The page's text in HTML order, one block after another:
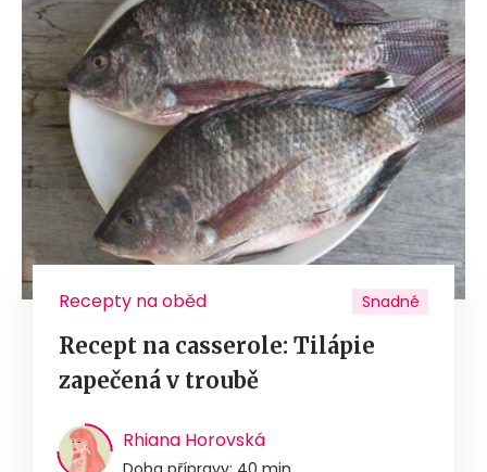
Recepty na oběd Snadné
Recept na casserole: Tilápie
zapečená v troubě
Rhiana Horovská